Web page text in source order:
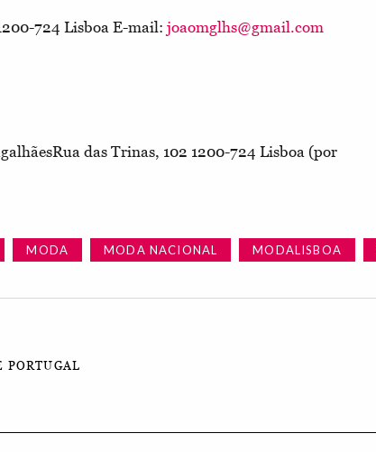
724 Lisboa E-mail: joaomglhs@gmail.com
Rua das Trinas, 102 1200-724 Lisboa (por
MODA MODA NACIONAL MODALISBOA
PORTUGAL